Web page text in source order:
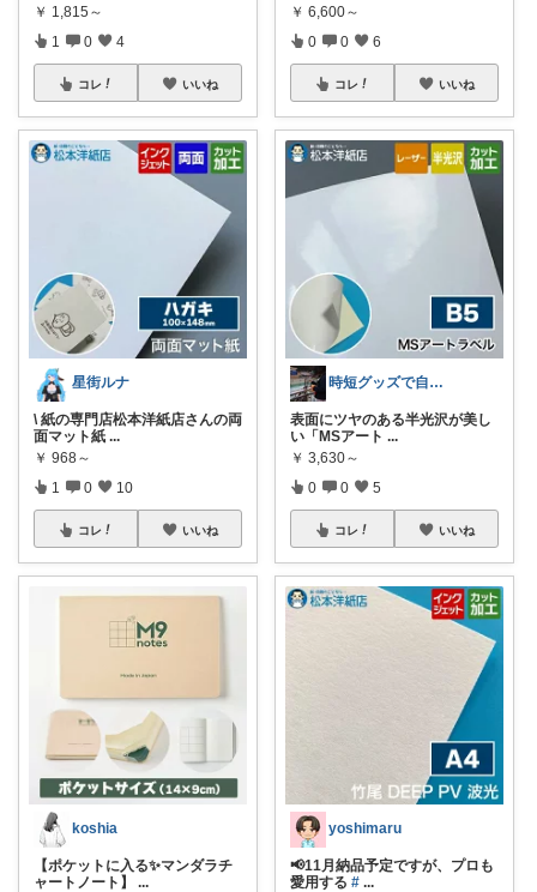
￥ 1,815～
1 0 4
コレ いいね
星街ルナ
\ 紙の専門店松本洋紙店さんの両
面マット紙 ...
￥ 968～
1 0 10
コレ いいね
koshia
【ポケットに入る✨マンダラチ
ャートノート】
...
￥ 6,600～
0 0 6
コレ いいね
時短グッズで自由時間を手に入れるママ🌟
表面にツヤのある半光沢が美し
い「MSアート ...
￥ 3,630～
0 0 5
コレ いいね
yoshimaru
📢11月納品予定ですが、プロも
愛用する # ...